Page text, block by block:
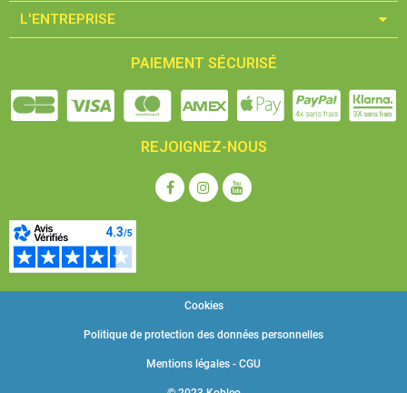
L'ENTREPRISE​
PAIEMENT SÉCURISÉ
REJOIGNEZ-NOUS
Mentions légales - CGU
Politique de protection des données personnelles
Cookies